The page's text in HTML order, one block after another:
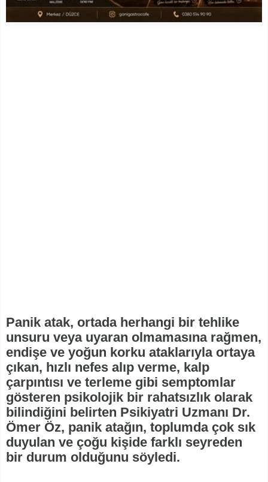
Panik atak, ortada herhangi bir tehlike
unsuru veya uyaran olmamasına rağmen,
endişe ve yoğun korku ataklarıyla ortaya
çıkan, hızlı nefes alıp verme, kalp
çarpıntısı ve terleme gibi semptomlar
gösteren psikolojik bir rahatsızlık olarak
bilindiğini belirten Psikiyatri Uzmanı Dr.
Ömer Öz, panik atağın, toplumda çok sık
duyulan ve çoğu kişide farklı seyreden
bir durum olduğunu söyledi.